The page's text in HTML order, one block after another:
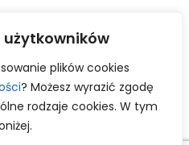
plików cookies
? Możesz wyrazić zgodę
rodzaje cookies. W tym